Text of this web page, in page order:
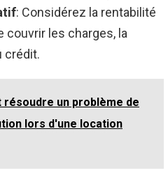
: Considérez la rentabilité
couvrir les charges, la
crédit.
résoudre un problème de
lors d'une location